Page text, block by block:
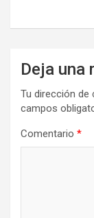
Deja una
Tu dirección de
campos
Comentario *